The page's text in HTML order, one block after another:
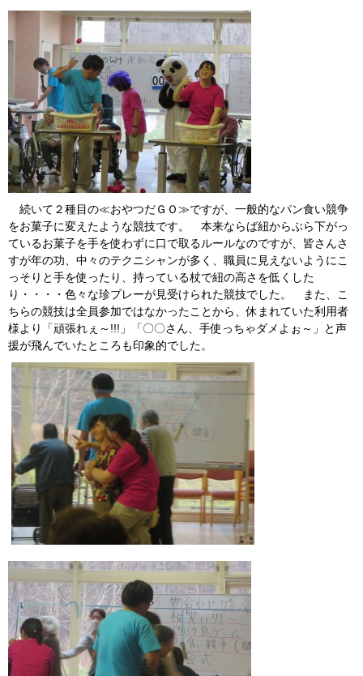
続いて２種目の≪おやつだＧＯ≫ですが、一般的なパン食い競争
をお菓子に変えたような競技です。 本来ならば紐からぶら下がっ
ているお菓子を手を使わずに口で取るルールなのですが、皆さんさ
すが年の功、中々のテクニシャンが多く、職員に見えないようにこ
っそりと手を使ったり、持っている杖で紐の高さを低くした
り・・・・色々な珍プレーが見受けられた競技でした。 また、こ
ちらの競技は全員参加ではなかったことから、休まれていた利用者
様より「頑張れぇ～!!!」「〇〇さん、手使っちゃダメよぉ～」と声
援が飛んでいたところも印象的でした。